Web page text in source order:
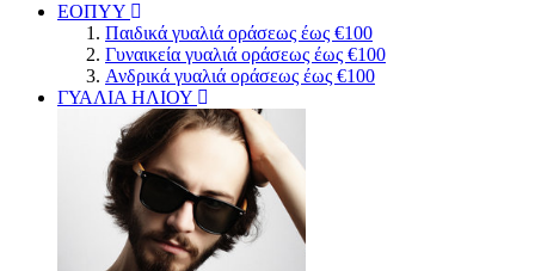
ΕΟΠΥΥ
Παιδικά γυαλιά οράσεως έως €100
Γυναικεία γυαλιά οράσεως έως €100
Ανδρικά γυαλιά οράσεως έως €100
ΓΥΑΛΙΑ ΗΛΙΟΥ